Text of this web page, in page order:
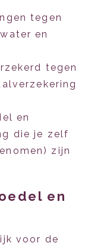
tegen
en
tegen
en
die je zelf
zijn
en
voor de